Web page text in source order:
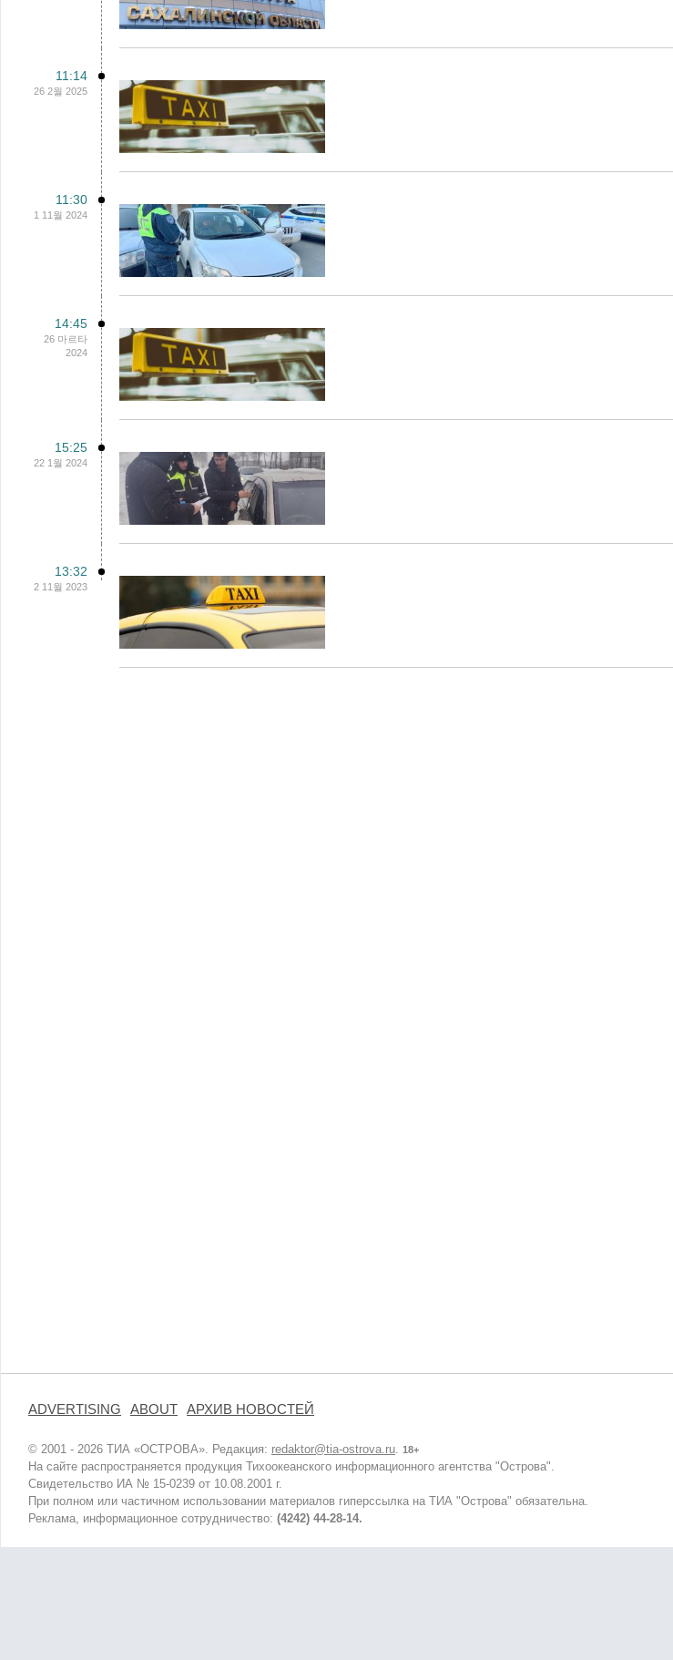
11:14
26 2월 2025
11:30
1 11월 2024
14:45
26 마르타
2024
15:25
22 1월 2024
13:32
2 11월 2023
ADVERTISING ABOUT АРХИВ НОВОСТЕЙ
© 2001 - 2026 ТИА «ОСТРОВА». Редакция: redaktor@tia-ostrova.ru 18+
На сайте распространяется продукция Тихоокеанского информационного агентства "Острова".
Свидетельство ИА № 15-0239 от 10.08.2001 г.
При полном или частичном использовании материалов гиперссылка на ТИА "Острова" обязательна.
Реклама, информационное сотрудничество: (4242) 44-28-14.